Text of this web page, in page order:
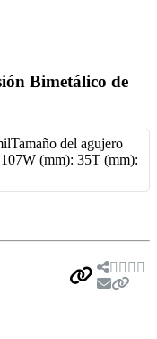
Bimetálico de
Tamaño del agujero
(mm): 35T (mm):